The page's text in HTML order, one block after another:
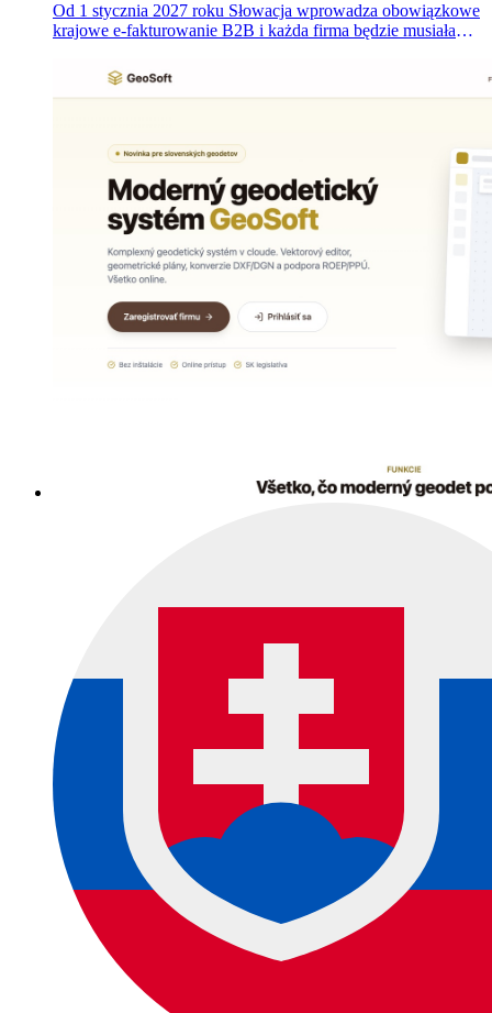
Od 1 stycznia 2027 roku Słowacja wprowadza obowiązkowe
krajowe e-fakturowanie B2B i każda firma będzie musiała
ePoštári.sk to niezależny portal porównawczy, który
uruchomiliśmy 18 miesięcy przed terminem — 35